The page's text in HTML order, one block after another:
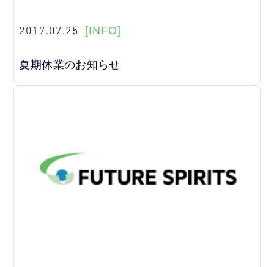
2017.07.25 [INFO]
夏期休業のお知らせ